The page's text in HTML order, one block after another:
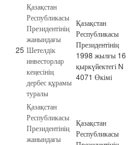
25
Қазақстан
Республикасы
Президентінің
жанындағы
Шетелдік
инвесторлар
кеңесінің
дербес құрамы
туралы
Қазақстан
Республикасы
Президентінің
1998 жылғы 16
қыркүйектегі N
4071 Өкімі
Қазақстан
Республикасы
Президентінің
жанындағы
Қазақстан
Республикасы